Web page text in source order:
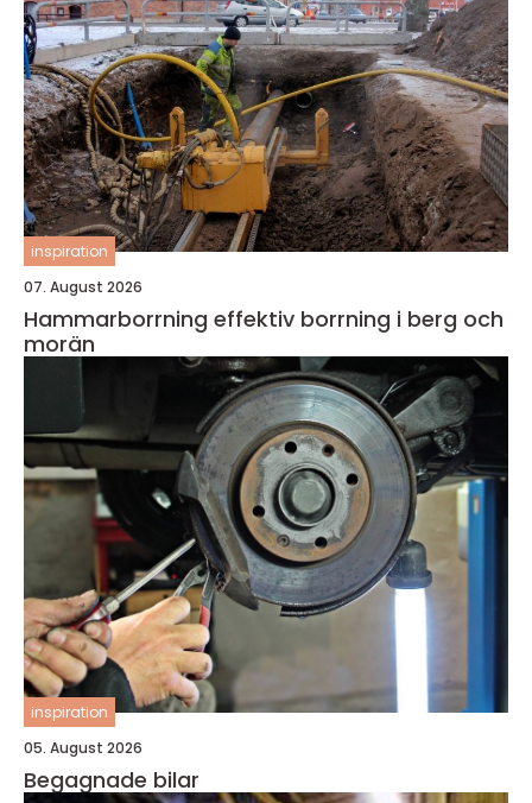
inspiration
07. August 2026
Hammarborrning effektiv borrning i berg och
morän
inspiration
05. August 2026
Begagnade bilar